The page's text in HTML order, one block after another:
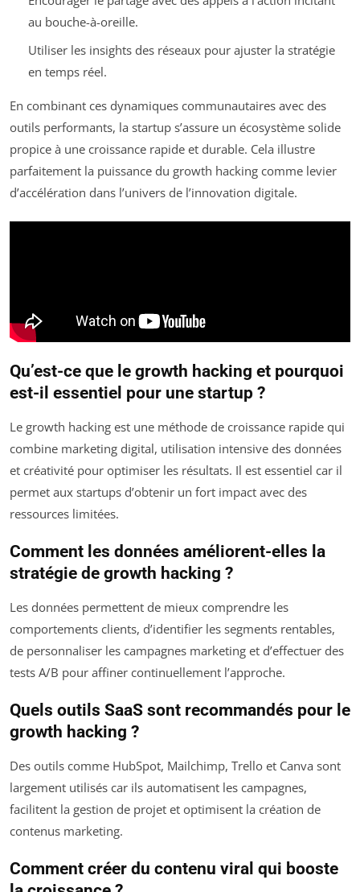
au bouche-à-oreille.
Utiliser les insights des réseaux pour ajuster la stratégie
en temps réel.
En combinant ces dynamiques communautaires avec des
outils performants, la startup s’assure un écosystème solide
propice à une croissance rapide et durable. Cela illustre
parfaitement la puissance du growth hacking comme levier
d’accélération dans l’univers de l’innovation digitale.
Qu’est-ce que le growth hacking et pourquoi
est-il essentiel pour une startup ?
Le growth hacking est une méthode de croissance rapide qui
combine marketing digital, utilisation intensive des données
et créativité pour optimiser les résultats. Il est essentiel car il
permet aux startups d’obtenir un fort impact avec des
ressources limitées.
Comment les données améliorent-elles la
stratégie de growth hacking ?
Les données permettent de mieux comprendre les
comportements clients, d’identifier les segments rentables,
de personnaliser les campagnes marketing et d’effectuer des
tests A/B pour affiner continuellement l’approche.
Quels outils SaaS sont recommandés pour le
growth hacking ?
Des outils comme HubSpot, Mailchimp, Trello et Canva sont
largement utilisés car ils automatisent les campagnes,
facilitent la gestion de projet et optimisent la création de
contenus marketing.
Comment créer du contenu viral qui booste